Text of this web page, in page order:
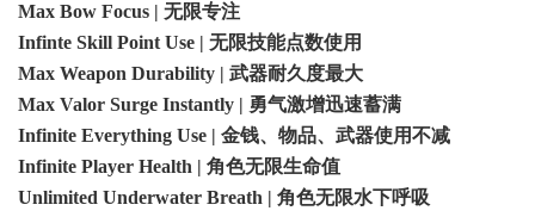
Max Bow Focus | 无限专注
Infinte Skill Point Use | 无限技能点数使用
Max Weapon Durability | 武器耐久度最大
Max Valor Surge Instantly | 勇气激增迅速蓄满
Infinite Everything Use | 金钱、物品、武器使用不减
Infinite Player Health | 角色无限生命值
Unlimited Underwater Breath | 角色无限水下呼吸